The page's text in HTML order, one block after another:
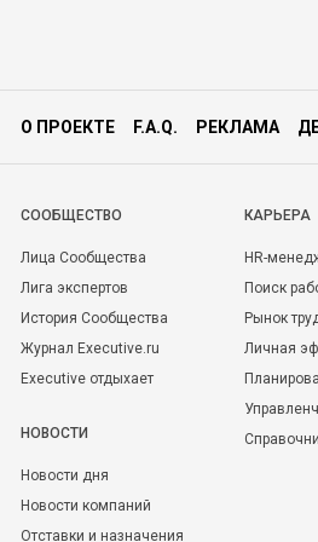
О ПРОЕКТЕ F.A.Q. РЕКЛАМА
CООБЩЕСТВО
Лица Сообщества
Лига экспертов
История Сообщества
Журнал Executive.ru
Executive отдыхает
НОВОСТИ
Новости дня
Новости компаний
Отставки и назначения
КАРЬЕРА
HR-
Поиск
Рынок
Личная